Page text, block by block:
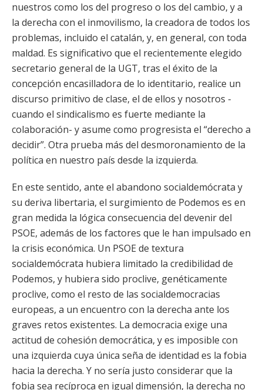
nuestros como los del progreso o los del cambio, y a
la derecha con el inmovilismo, la creadora de todos los
problemas, incluido el catalán, y, en general, con toda
maldad. Es significativo que el recientemente elegido
secretario general de la UGT, tras el éxito de la
concepción encasilladora de lo identitario, realice un
discurso primitivo de clase, el de ellos y nosotros -
cuando el sindicalismo es fuerte mediante la
colaboración- y asume como progresista el “derecho a
decidir”. Otra prueba más del desmoronamiento de la
política en nuestro país desde la izquierda.
En este sentido, ante el abandono socialdemócrata y
su deriva libertaria, el surgimiento de Podemos es en
gran medida la lógica consecuencia del devenir del
PSOE, además de los factores que le han impulsado en
la crisis económica. Un PSOE de textura
socialdemócrata hubiera limitado la credibilidad de
Podemos, y hubiera sido proclive, genéticamente
proclive, como el resto de las socialdemocracias
europeas, a un encuentro con la derecha ante los
graves retos existentes. La democracia exige una
actitud de cohesión democrática, y es imposible con
una izquierda cuya única seña de identidad es la fobia
hacia la derecha. Y no sería justo considerar que la
fobia sea recíproca en igual dimensión, la derecha no